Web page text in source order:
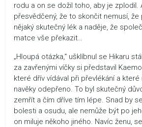
rodu a on se dožil toho, aby je zplodil.
přesvědčený, že to skončit nemusí, že
nějaký skutečný lék a naděje, že
matce vše překazit…
„Hloupá otázka,“ ušklíbnul se Hikaru
za zavřenými víčky si představil
které dřív vídával při převlékání a
navěky odepřeno. To byl skutečný
zemřít a čím dříve tím lépe. Snad by
bolesti a osudu, ale nemůže být po
on miluje někoho jiného. Navíc ženu,